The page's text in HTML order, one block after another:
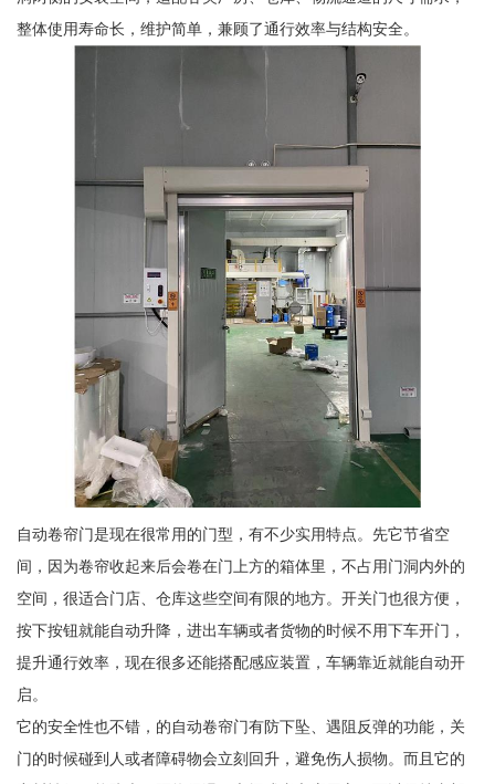
整体使用寿命长，维护简单，兼顾了通行效率与结构安全。
自动卷帘门是现在很常用的门型，有不少实用特点。先它节省空
间，因为卷帘收起来后会卷在门上方的箱体里，不占用门洞内外的
空间，很适合门店、仓库这些空间有限的地方。开关门也很方便，
按下按钮就能自动升降，进出车辆或者货物的时候不用下车开门，
提升通行效率，现在很多还能搭配感应装置，车辆靠近就能自动开
启。
它的安全性也不错，的自动卷帘门有防下坠、遇阻反弹的功能，关
门的时候碰到人或者障碍物会立刻回升，避免伤人损物。而且它的